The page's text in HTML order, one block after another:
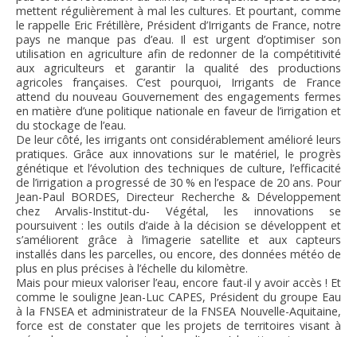
EMPLOI
mettent régulièrement à mal les cultures. Et pourtant, comme
le rappelle Eric Frétillère, Président d’Irrigants de France, notre
pays ne manque pas d’eau. Il est urgent d’optimiser son
utilisation en agriculture afin de redonner de la compétitivité
aux agriculteurs et garantir la qualité des productions
agricoles françaises. C’est pourquoi, Irrigants de France
attend du nouveau Gouvernement des engagements fermes
en matière d’une politique nationale en faveur de l’irrigation et
du stockage de l’eau.
De leur côté, les irrigants ont considérablement amélioré leurs
pratiques. Grâce aux innovations sur le matériel, le progrès
génétique et l’évolution des techniques de culture, l’efficacité
de l’irrigation a progressé de 30 % en l’espace de 20 ans. Pour
Jean-Paul BORDES, Directeur Recherche & Développement
chez Arvalis-Institut-du- Végétal, les innovations se
poursuivent : les outils d’aide à la décision se développent et
s’améliorent grâce à l’imagerie satellite et aux capteurs
installés dans les parcelles, ou encore, des données météo de
plus en plus précises à l’échelle du kilomètre.
Mais pour mieux valoriser l’eau, encore faut-il y avoir accès ! Et
comme le souligne Jean-Luc CAPES, Président du groupe Eau
à la FNSEA et administrateur de la FNSEA Nouvelle-Aquitaine,
force est de constater que les projets de territoires visant à